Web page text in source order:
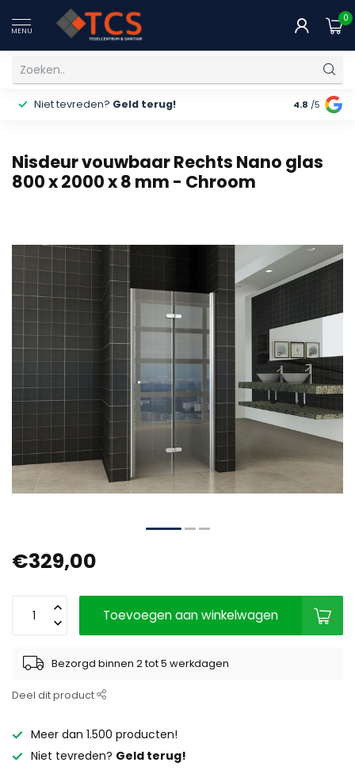
MENU
0
Niet tevreden? Geld terug! Gratis
4.8 /5
Nisdeur vouwbaar Rechts Nano glas
800 x 2000 x 8 mm - Chroom
€329,00
Toevoegen aan winkelwagen
Bezorgd binnen 2 tot 5 werkdagen
Deel dit product
Meer dan 1.500 producten!
Niet tevreden? Geld terug!